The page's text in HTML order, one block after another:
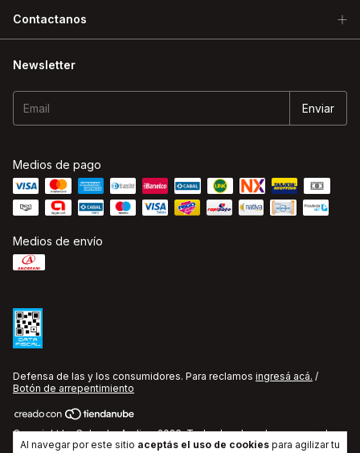
Al navegar por este sitio aceptás el uso de cookies para agilizar tu
Contactanos
Newsletter
Medios de pago
Medios de envío
Defensa de las y los consumidores. Para reclamos ingresá acá. /
Botón de arrepentimiento
Copyright La Cobacha Audio - 2026. Todos los derechos reservados.